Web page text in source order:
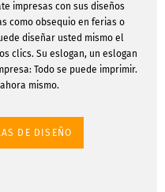
impresas con sus diseños
como obsequio en ferias o
diseñar usted mismo el
clics. Su eslogan, un eslogan
Todo se puede imprimir.
mismo.
DE DISEÑO